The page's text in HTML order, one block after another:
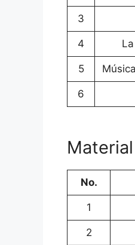
3
4
5
6
No.
1
2